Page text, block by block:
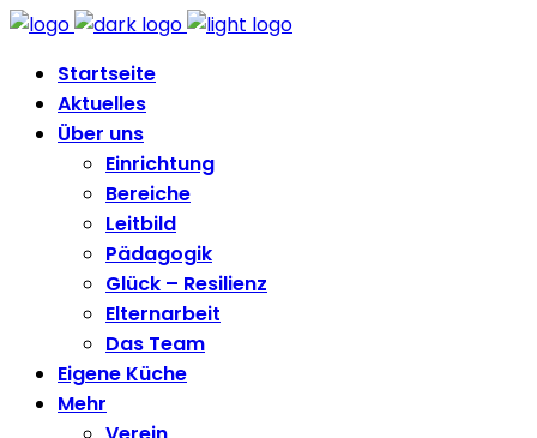
Startseite
Aktuelles
Über uns
Einrichtung
Bereiche
Leitbild
Pädagogik
Glück – Resilienz
Elternarbeit
Das Team
Eigene Küche
Mehr